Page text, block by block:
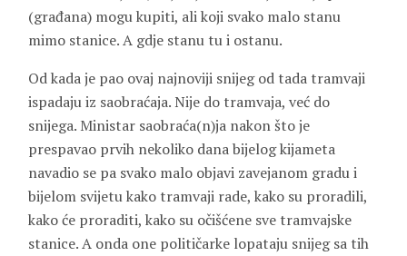
(građana) mogu kupiti, ali koji svako malo stanu
mimo stanice. A gdje stanu tu i ostanu.
Od kada je pao ovaj najnoviji snijeg od tada tramvaji
ispadaju iz saobraćaja. Nije do tramvaja, već do
snijega. Ministar saobraća(n)ja nakon što je
prespavao prvih nekoliko dana bijelog kijameta
navadio se pa svako malo objavi zavejanom gradu i
bijelom svijetu kako tramvaji rade, kako su proradili,
kako će proraditi, kako su očišćene sve tramvajske
stanice. A onda one političarke lopataju snijeg sa tih